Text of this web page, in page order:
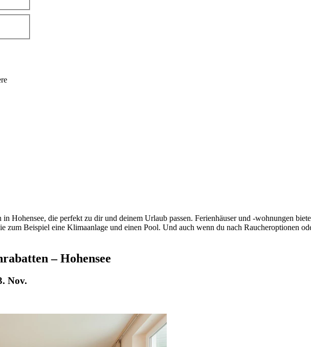
Hohensee, die perfekt zu dir und deinem Urlaub passen. Ferienhäuser und -wohnungen
zum Beispiel eine Klimaanlage und einen Pool. Und auch wenn du nach Raucheroptionen
– Hohensee
Nov.